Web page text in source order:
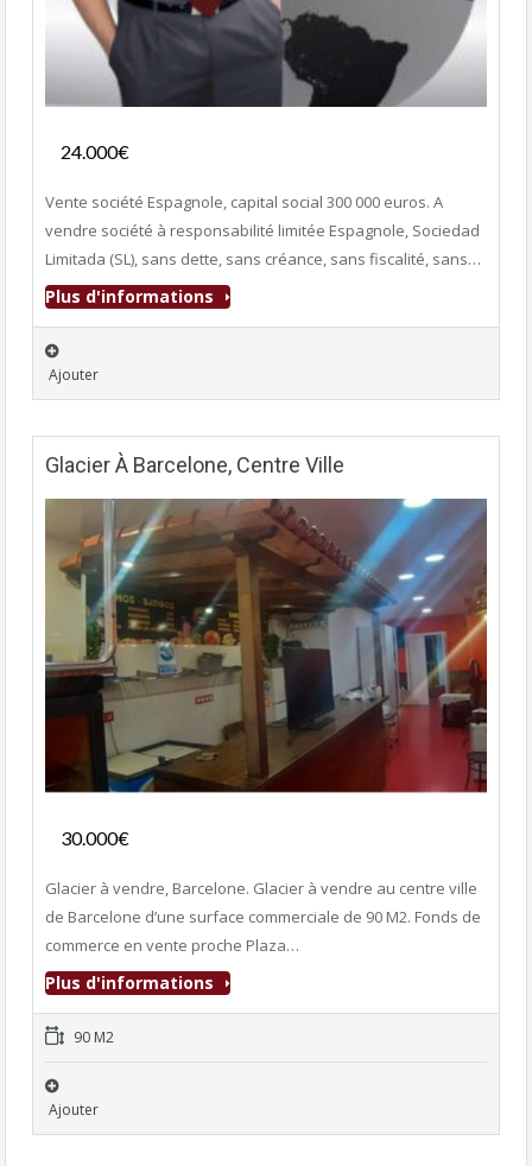
Services
24.000€
Vente société Espagnole, capital social 300 000 euros. A
vendre société à responsabilité limitée Espagnole, Sociedad
Limitada (SL), sans dette, sans créance, sans fiscalité, sans…
Plus d'informations
Ajouter
Glacier À Barcelone, Centre Ville
Fonds de commerce
30.000€
Glacier à vendre, Barcelone. Glacier à vendre au centre ville
de Barcelone d’une surface commerciale de 90 M2. Fonds de
commerce en vente proche Plaza…
Plus d'informations
90 M2
Ajouter